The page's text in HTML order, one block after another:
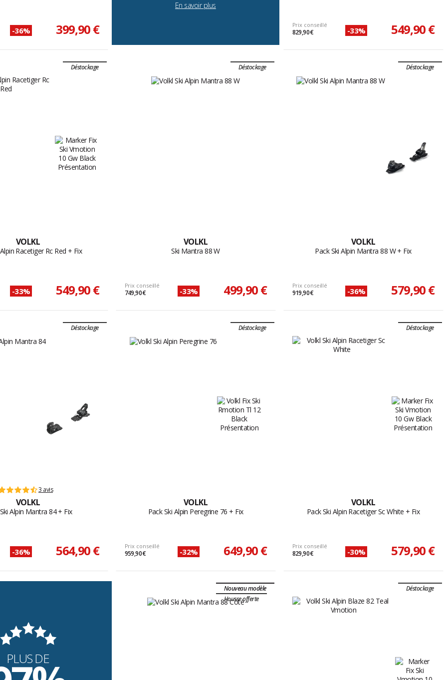
-36% 399,90 €
En savoir plus
Prix conseillé
829,90 € -33% 549,90 €
Déstockage
VOLKL
Racetiger Rc Red + Fix
-33% 549,90 €
Déstockage
VOLKL
Ski Mantra 88 W
Prix conseillé
749,90 € -33% 499,90 €
Déstockage
VOLKL
Pack Ski Alpin Mantra 88 W + Fix
Prix conseillé
919,90 € -36% 579,90 €
Déstockage
3 avis
VOLKL
Alpin Mantra 84 + Fix
-36% 564,90 €
Déstockage
VOLKL
Pack Ski Alpin Peregrine 76 + Fix
Prix conseillé
959,90 € -32% 649,90 €
Déstockage
VOLKL
Pack Ski Alpin Racetiger Sc White + Fix
Prix conseillé
829,90 € -30% 579,90 €
PLUS DE
Nouveau modèle
Housse offerte
Déstockage